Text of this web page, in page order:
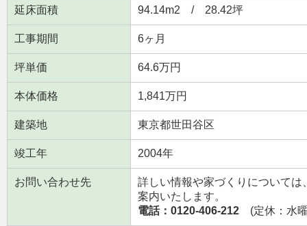
延床面積 94.14m2 / 28.42坪
工事期間 6ヶ月
坪単価 64.6万円
本体価格 1,841万円
建築地 東京都世田谷区
竣工年 2004年
お問い合わせ先
詳しい情報や家づくりについて
案内いたします。
電話：0120-406-212 (定休：水